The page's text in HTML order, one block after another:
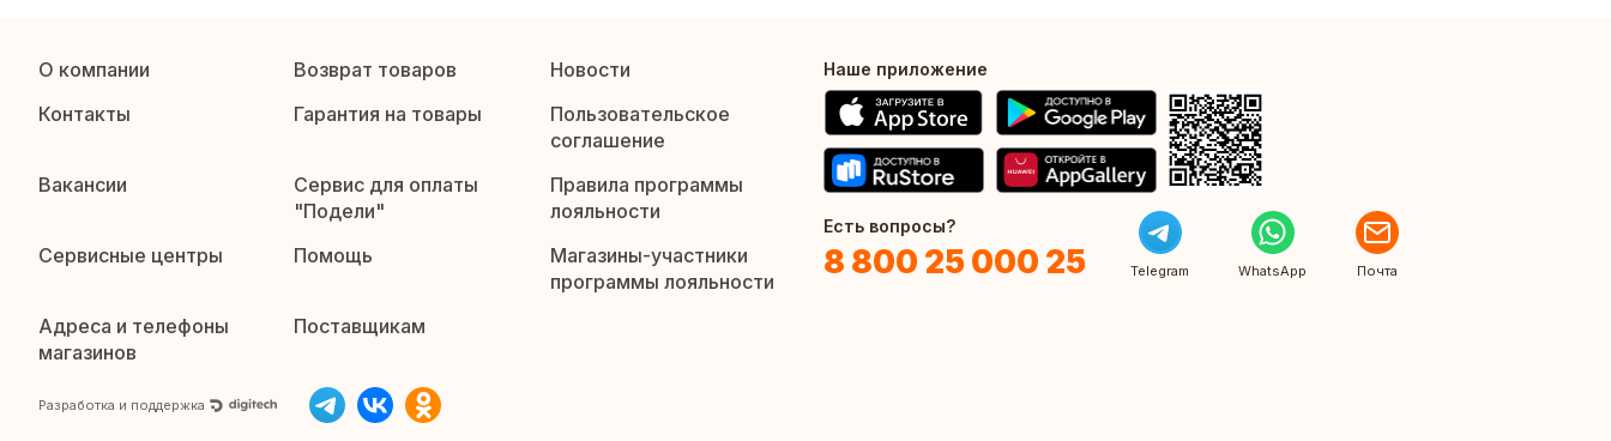
О компании Возврат товаров
Новости
Контакты
Гарантия на товары
Пользовательское
соглашение
Вакансии
Сервис для оплаты
"Подели"
Правила программы
лояльности
Сервисные центры
Помощь
Магазины-участники
программы лояльности
Адреса и телефоны
магазинов
Поставщикам
Разработка и поддержка
Наше приложение
Есть вопросы?
8 800 25 000 25 Telegram WhatsApp Почта